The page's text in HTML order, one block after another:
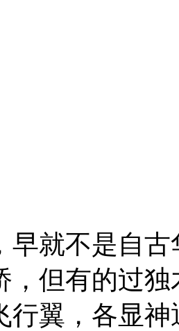
不是自古
，但有的过
行翼，各显神